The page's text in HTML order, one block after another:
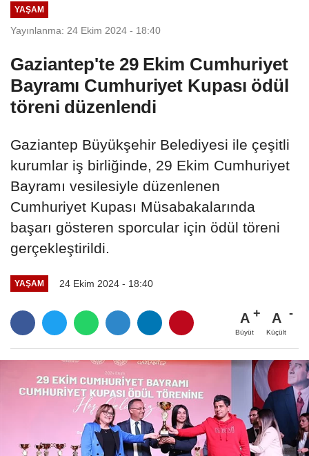
YAŞAM
Yayınlanma: 24 Ekim 2024 - 18:40
Gaziantep'te 29 Ekim Cumhuriyet
Bayramı Cumhuriyet Kupası ödül
töreni düzenlendi
Gaziantep Büyükşehir Belediyesi ile çeşitli
kurumlar iş birliğinde, 29 Ekim Cumhuriyet
Bayramı vesilesiyle düzenlenen
Cumhuriyet Kupası Müsabakalarında
başarı gösteren sporcular için ödül töreni
gerçekleştirildi.
YAŞAM 24 Ekim 2024 - 18:40
A
Büyüt
A
Küçült